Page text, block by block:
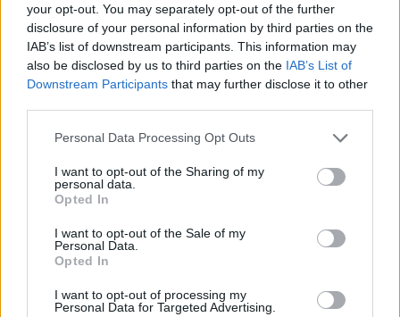
your opt-out. You may separately opt-out of the further
disclosure of your personal information by third parties on the
IAB’s list of downstream participants. This information may
also be disclosed by us to third parties on the IAB’s List of
Downstream Participants that may further disclose it to other
Personal Data Processing Opt Outs
I want to opt-out of the Sharing of my
personal data.
Opted In
I want to opt-out of the Sale of my
Personal Data.
Opted In
I want to opt-out of processing my
Personal Data for Targeted Advertising.
Esim for Global
Esim for USA|Esim for Italy| Esim for Spain|Esim